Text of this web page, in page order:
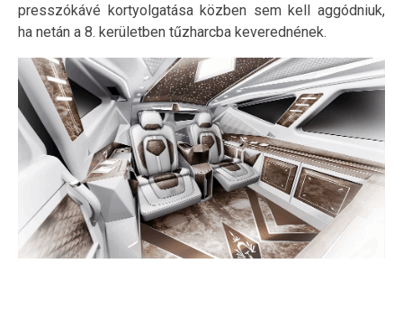
presszókávé kortyolgatása közben sem kell aggódniuk,
ha netán a 8. kerületben tűzharcba keverednének.